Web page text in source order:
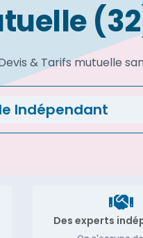
& Tarifs mutuelle
Indépendant
Des experts